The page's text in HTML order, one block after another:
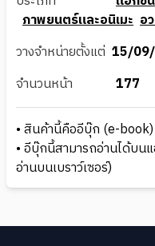
ภาพยนตร์และอนิเมะ อ
วางจำหน่ายตั้งแต่ 15/
จำนวนหน้า
177
• สินค้านี้คืออีบุ๊ก (e-book)
• อีบุ๊กนี้สามารถอ่านได้บน
อ่านบนเบราว์เซอร์)